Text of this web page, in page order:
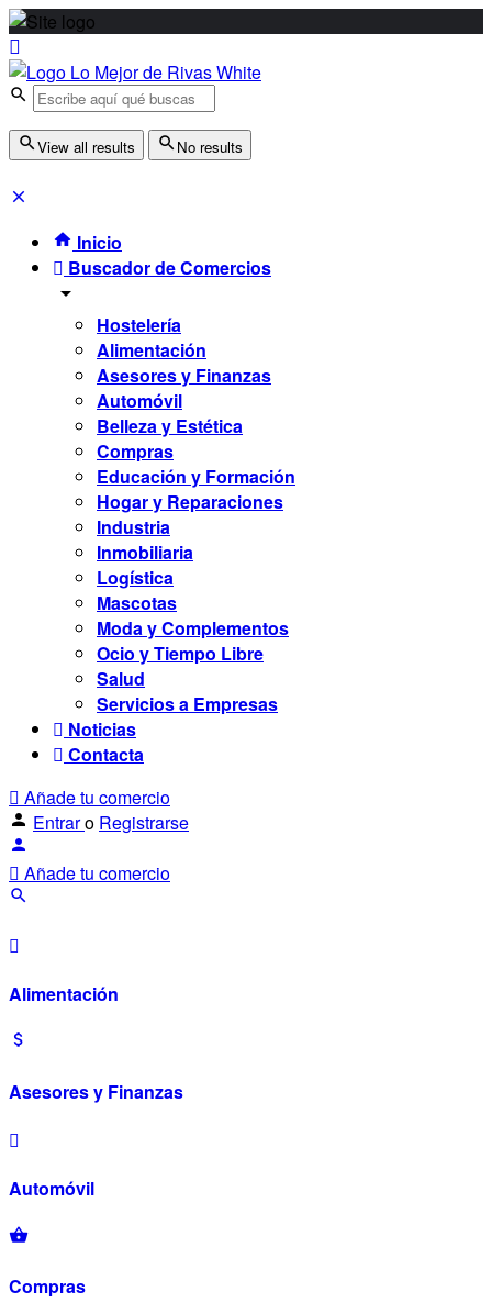
View all results No results
Inicio
Buscador de Comercios
Hostelería
Alimentación
Asesores y Finanzas
Automóvil
Belleza y Estética
Compras
Educación y Formación
Hogar y Reparaciones
Industria
Inmobiliaria
Logística
Mascotas
Moda y Complementos
Ocio y Tiempo Libre
Salud
Servicios a Empresas
Noticias
Contacta
Añade tu comercio
Entraro Registrarse
Añade tu comercio
Alimentación
Asesores y Finanzas
Automóvil
Compras